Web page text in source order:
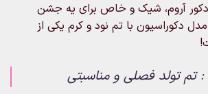
دکور آروم، شیک و خاص برای یه جشن
دکوراسیون با تم نود و کرم یکی از
:تم تولد فصلی و مناسبتی